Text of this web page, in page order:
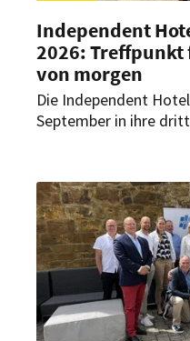
Independent
2026:
von morgen
Die Independent
September in ihre
und Technologie
Führung und neuen